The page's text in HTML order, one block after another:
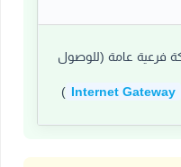
فرعية عامة (للوصول
Internet Gateway
)